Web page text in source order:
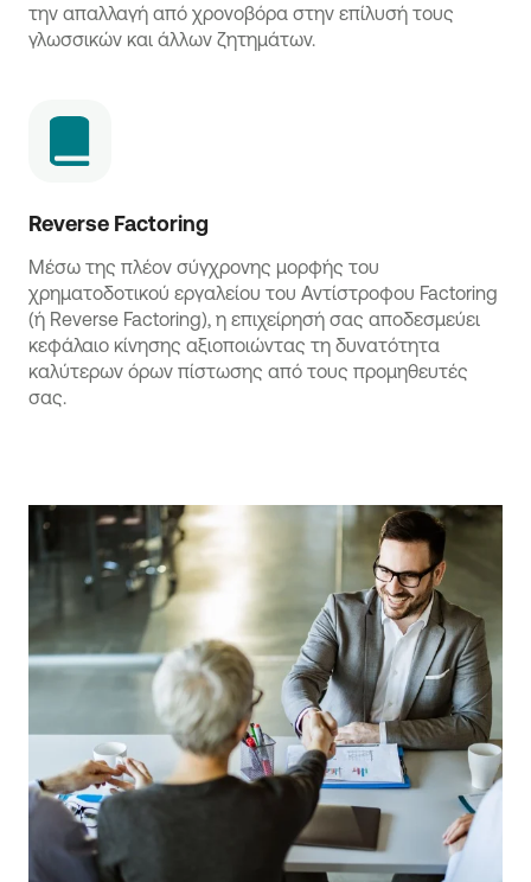
την απαλλαγή από χρονοβόρα στην επίλυσή τους
γλωσσικών και άλλων ζητημάτων.
Reverse Factoring
Μέσω της πλέον σύγχρονης μορφής του
χρηματοδοτικού εργαλείου του Αντίστροφου Factoring
(ή Reverse Factoring), η επιχείρησή σας αποδεσμεύει
κεφάλαιο κίνησης αξιοποιώντας τη δυνατότητα
καλύτερων όρων πίστωσης από τους προμηθευτές
σας.